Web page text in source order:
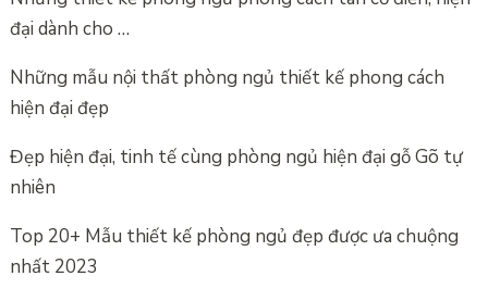
đại dành cho …
Những mẫu nội thất phòng ngủ thiết kế phong cách
hiện đại đẹp
Đẹp hiện đại, tinh tế cùng phòng ngủ hiện đại gỗ Gõ tự
nhiên
Top 20+ Mẫu thiết kế phòng ngủ đẹp được ưa chuộng
nhất 2023